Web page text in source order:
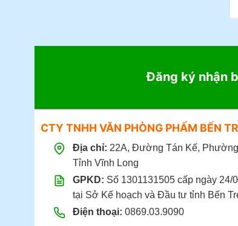
Đăng ký nhận
CTY TNHH VĂN PHÒNG PHẨM BẾN
Địa chỉ: 22A, Đường Tán Kế,
Tỉnh Vĩnh Long
GPKD: Số 1301131505 cấp ngày 24/
tại Sở Kế hoạch và Đầu tư tỉnh Bến
Điện thoại: 0869.03.9090